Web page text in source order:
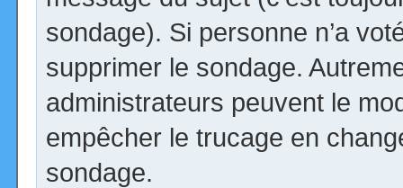
sondage). Si personne n’a
supprimer le sondage.
administrateurs peuvent le
empêcher le trucage en
sondage.